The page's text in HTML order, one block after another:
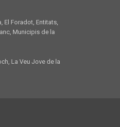
, El Foradot, Entitats,
, Municipis de la
, La Veu Jove de la